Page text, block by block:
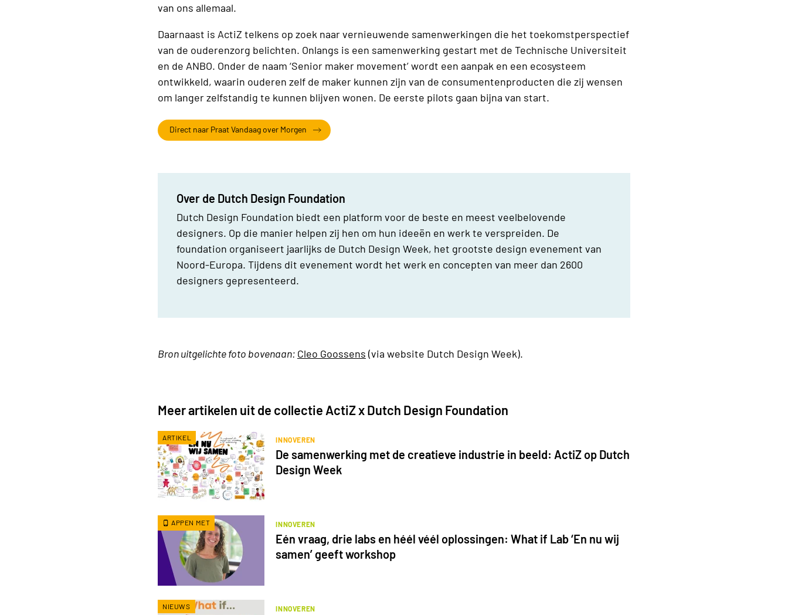
van ons allemaal.
Daarnaast is ActiZ telkens op zoek naar vernieuwende samenwerkingen die het toekomstperspectief
van de ouderenzorg belichten. Onlangs is een samenwerking gestart met de Technische Universiteit
en de ANBO. Onder de naam ‘Senior maker movement’ wordt een aanpak en een ecosysteem
ontwikkeld, waarin ouderen zelf de maker kunnen zijn van de consumentenproducten die zij wensen
om langer zelfstandig te kunnen blijven wonen. De eerste pilots gaan bijna van start.
Direct naar Praat Vandaag over Morgen
Over de Dutch Design Foundation
Dutch Design Foundation biedt een platform voor de beste en meest veelbelovende
designers. Op die manier helpen zij hen om hun ideeën en werk te verspreiden. De
foundation organiseert jaarlijks de Dutch Design Week, het grootste design evenement van
Noord-Europa. Tijdens dit evenement wordt het werk en concepten van meer dan 2600
designers gepresenteerd.
Bron uitgelichte foto bovenaan: Cleo Goossens (via website Dutch Design Week).
Meer artikelen uit de collectie ActiZ x Dutch Design Foundation
INNOVEREN
De samenwerking met de creatieve industrie in beeld: ActiZ op Dutch
Design Week
ARTIKEL
INNOVEREN
Eén vraag, drie labs en héél véél oplossingen: What if Lab ‘En nu wij
samen’ geeft workshop
APPEN MET
INNOVEREN
NIEUWS